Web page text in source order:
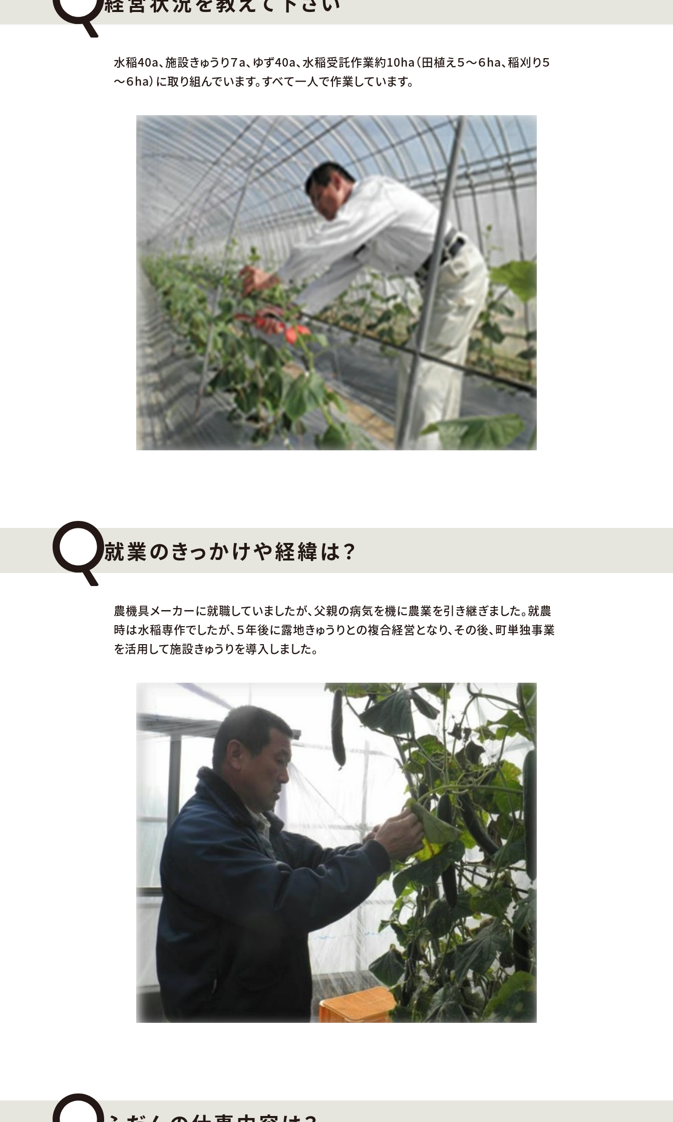
水稲40a、施設きゅうり７a、ゆず40a、水稲受託作業約10ha（田植え５～６ha、稲刈り５
～６ha）に取り組んでいます。すべて一人で作業しています。
就業のきっかけや経緯は？
農機具メーカーに就職していましたが、父親の病気を機に農業を引き継ぎました。就農
時は水稲専作でしたが、５年後に露地きゅうりとの複合経営となり、その後、町単独事業
を活用して施設きゅうりを導入しました。